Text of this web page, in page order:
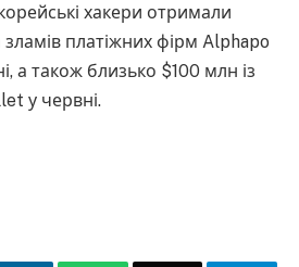
хакери отримали
платіжних фірм Alphapo
а також близько $100 млн із
у червні.